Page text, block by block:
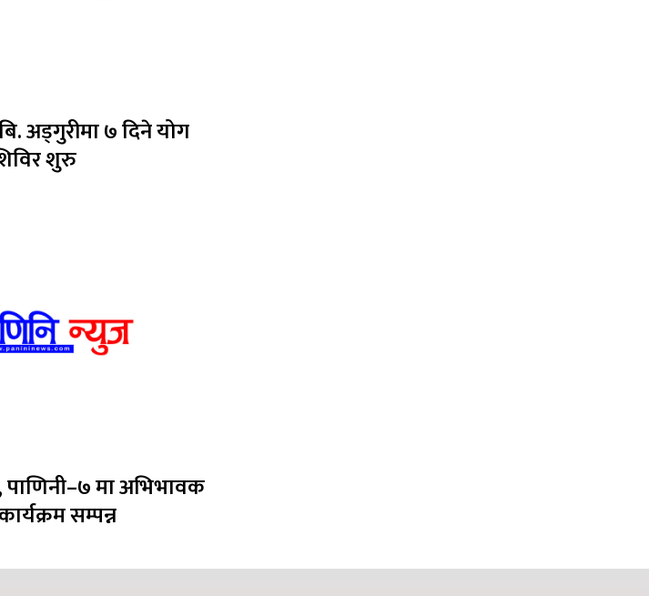
अड्गुरीमा ७ दिने योग
शुरु
पाणिनी–७ मा अभिभावक
सम्पन्न